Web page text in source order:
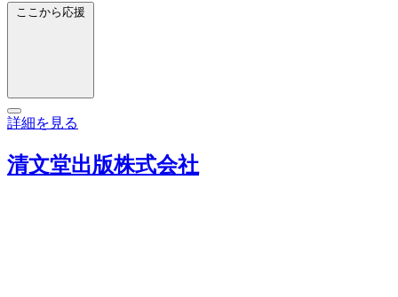
ここから応援
詳細を見る
清文堂出版株式会社